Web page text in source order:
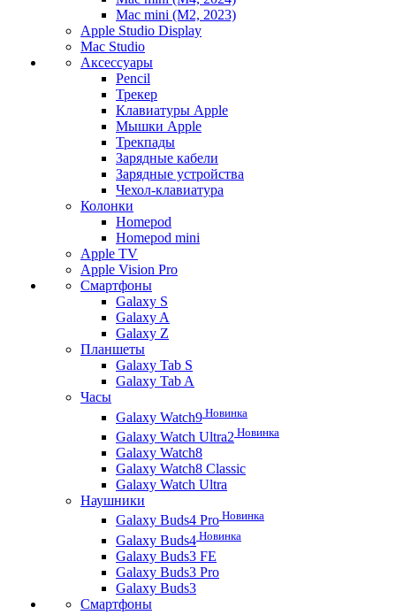
Mac mini (M2, 2023)
Apple Studio Display
Mac Studio
Аксессуары
Pencil
Трекер
Клавиатуры Apple
Мышки Apple
Трекпады
Зарядные кабели
Зарядные устройства
Чехол-клавиатура
Колонки
Homepod
Homepod mini
Apple TV
Apple Vision Pro
Смартфоны
Galaxy S
Galaxy A
Galaxy Z
Планшеты
Galaxy Tab S
Galaxy Tab A
Часы
Galaxy Watch9 Новинка
Galaxy Watch Ultra2 Новинка
Galaxy Watch8
Galaxy Watch8 Classic
Galaxy Watch Ultra
Наушники
Galaxy Buds4 Pro Новинка
Galaxy Buds4 Новинка
Galaxy Buds3 FE
Galaxy Buds3 Pro
Galaxy Buds3
Смартфоны